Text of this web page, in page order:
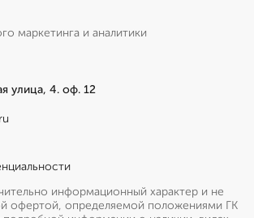
маркетинга и аналитики
улица, 4. оф. 12
информационный характер и не
офертой, определяемой положениями ГК